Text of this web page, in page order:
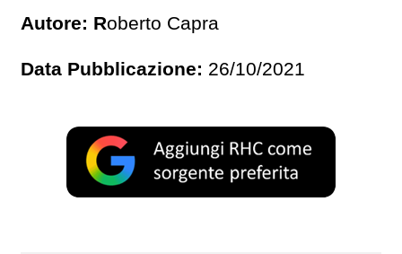
Autore: Roberto Capra
Data Pubblicazione: 26/10/2021